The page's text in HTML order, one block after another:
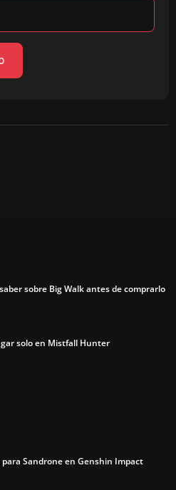
sobre Big Walk antes de comprarlo
solo en Mistfall Hunter
para Sandrone en Genshin Impact